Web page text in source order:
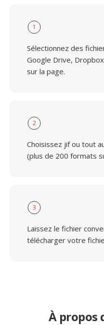
1
Sélectionnez des
Google Drive,
sur la page.
2
Choisissez jif ou tout
(plus de 200 formats
3
Laissez le fichier
télécharger votre
À propos